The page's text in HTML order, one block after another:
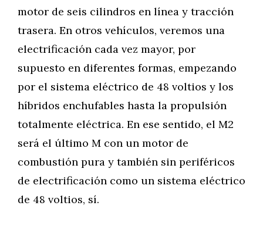
motor de seis cilindros en línea y tracción
trasera. En otros vehículos, veremos una
electrificación cada vez mayor, por
supuesto en diferentes formas, empezando
por el sistema eléctrico de 48 voltios y los
híbridos enchufables hasta la propulsión
totalmente eléctrica. En ese sentido, el M2
será el último M con un motor de
combustión pura y también sin periféricos
de electrificación como un sistema eléctrico
de 48 voltios, sí.